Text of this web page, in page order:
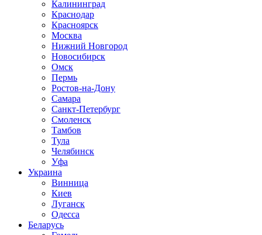
Калининград
Краснодар
Красноярск
Москва
Нижний Новгород
Новосибирск
Омск
Пермь
Ростов-на-Дону
Самара
Санкт-Петербург
Смоленск
Тамбов
Тула
Челябинск
Уфа
Украина
Винница
Киев
Луганск
Одесса
Беларусь